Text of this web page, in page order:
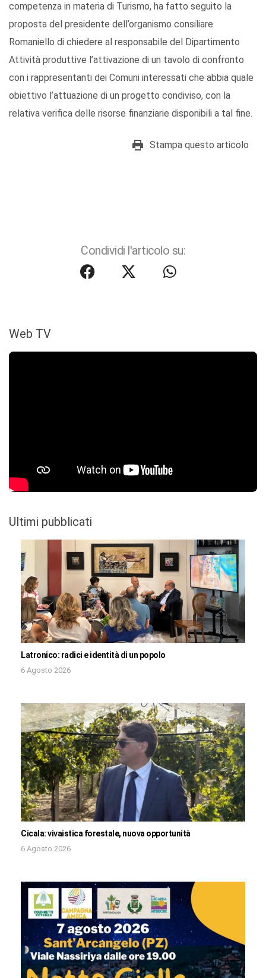
competenza in materia di Turismo, ha fatto seguito la
proposta del presidente dell’organismo consiliare
Romaniello di chiedere al responsabile del Dipartimento
Attività produttive l’attivazione di un tavolo di confronto
con i rappresentanti dei Comuni interessati che abbia quale
obiettivo l’attuazione di un progetto condiviso, con la
relativa verifica delle risorse finanziarie disponibili a tal fine.
Stampa questo articolo
Condividi l'articolo su:
Web TV
Ultimi pubblicati
Latronico: radici e identità di un popolo
6 Agosto 2026
Cicala: vivaistica forestale, nuova opportunità
6 Agosto 2026